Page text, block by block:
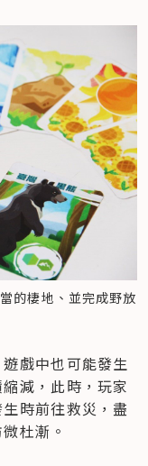
的棲地、並完成野放
戲中也可能發生
減，此時，玩家
時前往救災，盡
杜漸。